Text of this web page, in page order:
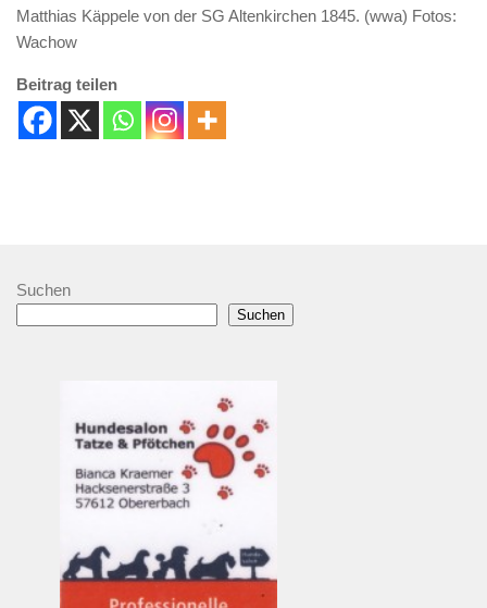
Matthias Käppele von der SG Altenkirchen 1845. (wwa) Fotos:
Wachow
Beitrag teilen
Suchen
Suchen